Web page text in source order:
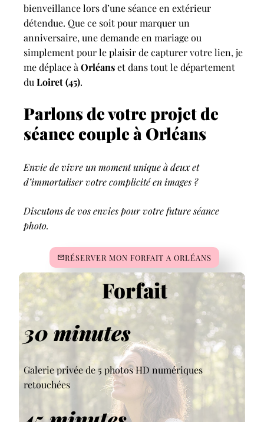
bienveillance lors d’une séance en extérieur
détendue. Que ce soit pour marquer un
anniversaire, une demande en mariage ou
simplement pour le plaisir de capturer votre lien, je
me déplace à Orléanset dans tout le département
du Loiret (45).
Parlons de votre projet de
séance couple à Orléans
Envie de vivre un moment unique à deux et
d’immortaliser votre complicité en images ?
Discutons de vos envies pour votre future séance
photo.
RÉSERVER MON FORFAIT A ORLÉANS
Forfait
30 minutes
Galerie privée de 5 photos HD numériques
retouchées